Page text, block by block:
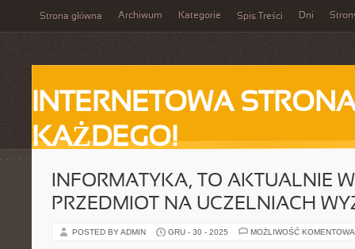
Strona główna Archiwum Kategorie Spis Treści Dni
INTERNETOWA
KAŻDEGO!
INFORMATYKA, TO AKTUALNIE
PRZEDMIOT NA UCZELNIACH
POSTED BY ADMIN GRU - 30 - 2025 MOŻLIWOŚĆ